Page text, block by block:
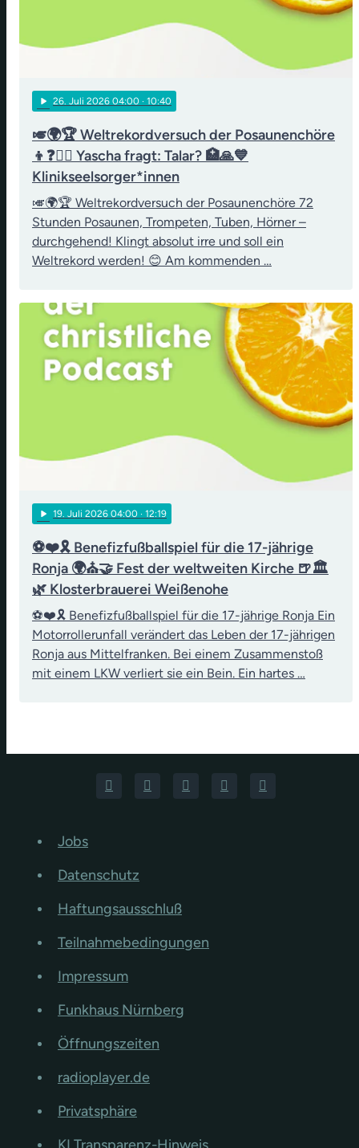
play_arrow 26. Juli 2026 04:00 · 10:40
🎺🌍🏆 Weltrekordversuch der Posaunenchöre
👦❓👨‍⚖️ Yascha fragt: Talar? 🏥🙏💙
Klinikseelsorger*innen
🎺🌍🏆 Weltrekordversuch der Posaunenchöre 72
Stunden Posaunen, Trompeten, Tuben, Hörner –
durchgehend! Klingt absolut irre und soll ein
Weltrekord werden! 😊 Am kommenden …
play_arrow 19. Juli 2026 04:00 · 12:19
⚽❤️🎗️ Benefizfußballspiel für die 17-jährige
Ronja 🌍⛪🤝 Fest der weltweiten Kirche 🍺🏛️
🌿 Klosterbrauerei Weißenohe
⚽❤️🎗️ Benefizfußballspiel für die 17-jährige Ronja Ein
Motorrollerunfall verändert das Leben der 17-jährigen
Ronja aus Mittelfranken. Bei einem Zusammenstoß
mit einem LKW verliert sie ein Bein. Ein hartes …
Jobs
Datenschutz
Haftungsausschluß
Teilnahmebedingungen
Impressum
Funkhaus Nürnberg
Öffnungszeiten
radioplayer.de
Privatsphäre